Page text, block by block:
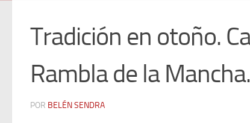
Tradición en otoño.
Rambla de la Mancha.
POR BELÉN SENDRA